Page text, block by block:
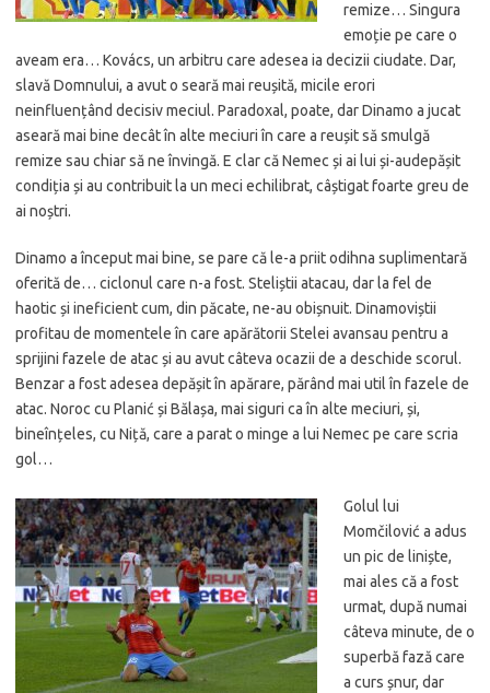
remize… Singura
emoție pe care o
aveam era… Kovács, un arbitru care adesea ia decizii ciudate. Dar,
slavă Domnului, a avut o seară mai reușită, micile erori
neinfluențând decisiv meciul. Paradoxal, poate, dar Dinamo a jucat
aseară mai bine decât în alte meciuri în care a reușit să smulgă
remize sau chiar să ne învingă. E clar că Nemec și ai lui și-audepășit
condiția și au contribuit la un meci echilibrat, câștigat foarte greu de
ai noștri.
Dinamo a început mai bine, se pare că le-a priit odihna suplimentară
oferită de… ciclonul care n-a fost. Steliștii atacau, dar la fel de
haotic și ineficient cum, din păcate, ne-au obișnuit. Dinamoviștii
profitau de momentele în care apărătorii Stelei avansau pentru a
sprijini fazele de atac și au avut câteva ocazii de a deschide scorul.
Benzar a fost adesea depășit în apărare, părând mai util în fazele de
atac. Noroc cu Planić și Bălașa, mai siguri ca în alte meciuri, și,
bineînțeles, cu Niță, care a parat o minge a lui Nemec pe care scria
gol…
Golul lui
Momčilović a adus
un pic de liniște,
mai ales că a fost
urmat, după numai
câteva minute, de o
superbă fază care
a curs șnur, dar